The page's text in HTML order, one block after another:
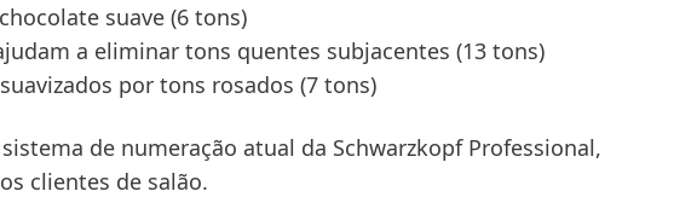
suave (6 tons)
a eliminar tons quentes subjacentes (13 tons)
por tons rosados (7 tons)
de numeração atual da Schwarzkopf Professional,
clientes de salão.